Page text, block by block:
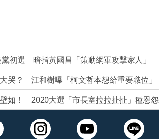
初選 暗指黃國昌「策動網軍攻擊家人」
哭？ 江和樹曝「柯文哲本想給重要職位」
如！ 2020大選「市長室拉拉扯扯」種恩怨